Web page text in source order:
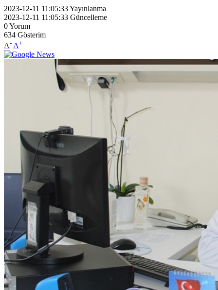
2023-12-11 11:05:33Yayınlanma
2023-12-11 11:05:33 Güncelleme
0Yorum
634 Gösterim
A- A+